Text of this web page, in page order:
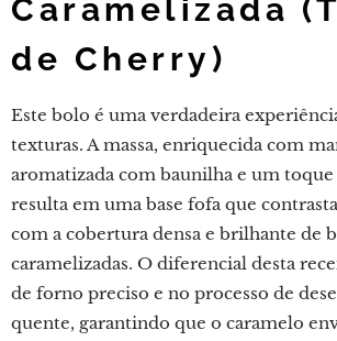
Caramelizada
de Cherry)
Este bolo é uma verdadeira
texturas. A massa, enriquecida com
aromatizada com baunilha e um
resulta em uma base fofa que
com a cobertura densa e brilhante de
caramelizadas. O diferencial desta
de forno preciso e no processo de
quente, garantindo que o caramelo